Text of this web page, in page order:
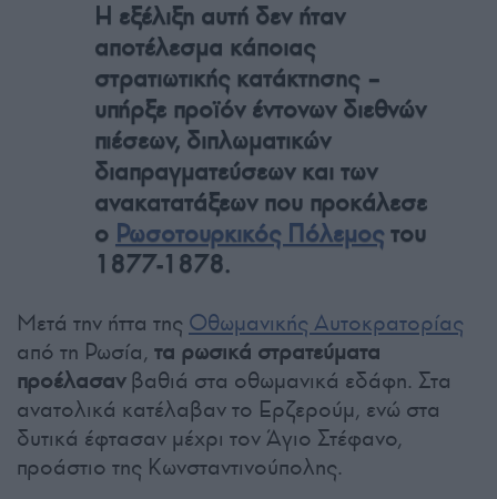
Η εξέλιξη αυτή δεν ήταν
αποτέλεσμα κάποιας
στρατιωτικής κατάκτησης –
υπήρξε προϊόν έντονων διεθνών
πιέσεων, διπλωματικών
διαπραγματεύσεων και των
ανακατατάξεων που προκάλεσε
ο Ρωσοτουρκικός Πόλεμος του
1877-1878.
Μετά την ήττα της Οθωμανικής Αυτοκρατορίας
από τη Ρωσία, τα ρωσικά στρατεύματα
προέλασανβαθιά στα οθωμανικά εδάφη. Στα
ανατολικά κατέλαβαν το Ερζερούμ, ενώ στα
δυτικά έφτασαν μέχρι τον Άγιο Στέφανο,
προάστιο της Κωνσταντινούπολης.